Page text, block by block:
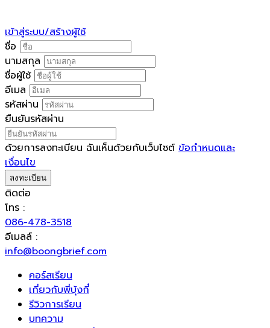
เข้าสู่ระบบ/สร้างผู้ใช้
ชื่อ
นามสกุล
ชื่อผู้ใช้
อีเมล
รหัสผ่าน
ยืนยันรหัสผ่าน
ด้วยการลงทะเบียน ฉันเห็นด้วยกับเว็บไซต์ ข้อกำหนดและ
เงื่อนไข
ลงทะเบียน
ติดต่อ
โทร :
086-478-3518
อีเมลล์ :
info@boongbrief.com
คอร์สเรียน
เกี่ยวกับพี่บุ้งกี๋
รีวิวการเรียน
บทความ